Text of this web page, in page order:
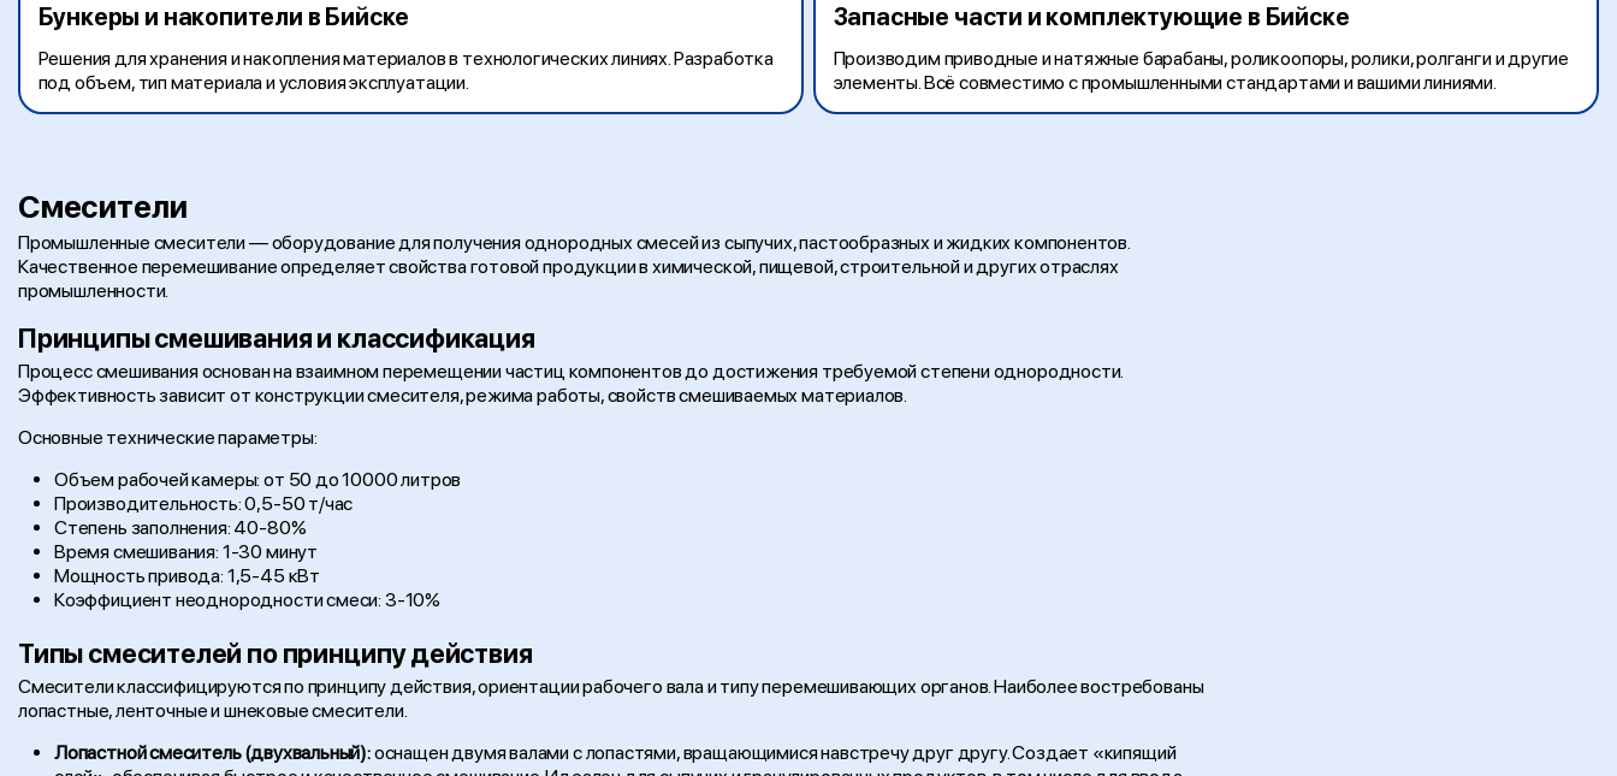
Бункеры и накопители в Бийске
Решения для хранения и накопления материалов в технологических линиях. Разработка
под объем, тип материала и условия эксплуатации.
Запасные части и комплектующие в Бийске
Производим приводные и натяжные барабаны, роликоопоры, ролики, ролганги и другие
элементы. Всё совместимо с промышленными стандартами и вашими линиями.
Смесители
Промышленные смесители — оборудование для получения однородных смесей из сыпучих, пастообразных и жидких компонентов.
Качественное перемешивание определяет свойства готовой продукции в химической, пищевой, строительной и других отраслях
промышленности.
Принципы смешивания и классификация
Процесс смешивания основан на взаимном перемещении частиц компонентов до достижения требуемой степени однородности.
Эффективность зависит от конструкции смесителя, режима работы, свойств смешиваемых материалов.
Основные технические параметры:
Объем рабочей камеры: от 50 до 10000 литров
Производительность: 0,5-50 т/час
Степень заполнения: 40-80%
Время смешивания: 1-30 минут
Мощность привода: 1,5-45 кВт
Коэффициент неоднородности смеси: 3-10%
Типы смесителей по принципу действия
Смесители классифицируются по принципу действия, ориентации рабочего вала и типу перемешивающих органов. Наиболее востребованы
лопастные, ленточные и шнековые смесители.
Лопастной смеситель (двухвальный):оснащен двумя валами с лопастями, вращающимися навстречу друг другу. Создает «кипящий